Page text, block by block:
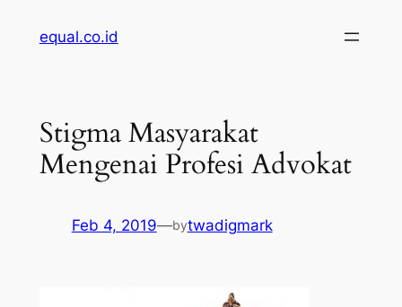
equal.co.id
Stigma Masyarakat
Mengenai Profesi Advokat
Feb 4, 2019—bytwadigmark